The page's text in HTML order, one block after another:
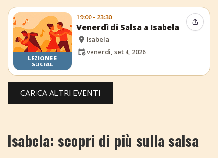
LEZIONE E
SOCIAL
19:00 - 23:30
Venerdì di Salsa a Isabela
Isabela
venerdì, set 4, 2026
CARICA ALTRI EVENTI
Isabela: scopri di più sulla salsa